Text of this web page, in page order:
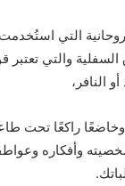
التي
والتي تعتبر
النافر،
راكعًا تحت
وأفكاره